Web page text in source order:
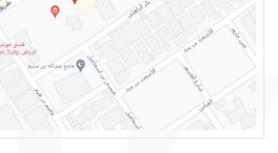
اعراض الشبكية في العين